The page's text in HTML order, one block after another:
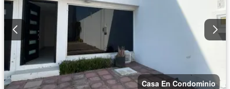
Casa En Condominio